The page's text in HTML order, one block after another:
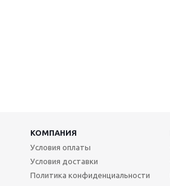
КОМПАНИЯ
Условия оплаты
Условия доставки
Политика конфиденциальности